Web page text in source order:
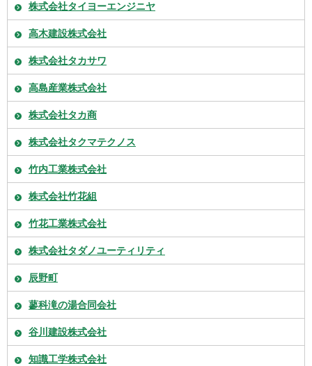
株式会社タイヨーエンジニヤ
高木建設株式会社
株式会社タカサワ
高島産業株式会社
株式会社タカ商
株式会社タクマテクノス
竹内工業株式会社
株式会社竹花組
竹花工業株式会社
株式会社タダノユーティリティ
辰野町
蓼科滝の湯合同会社
谷川建設株式会社
知識工学株式会社